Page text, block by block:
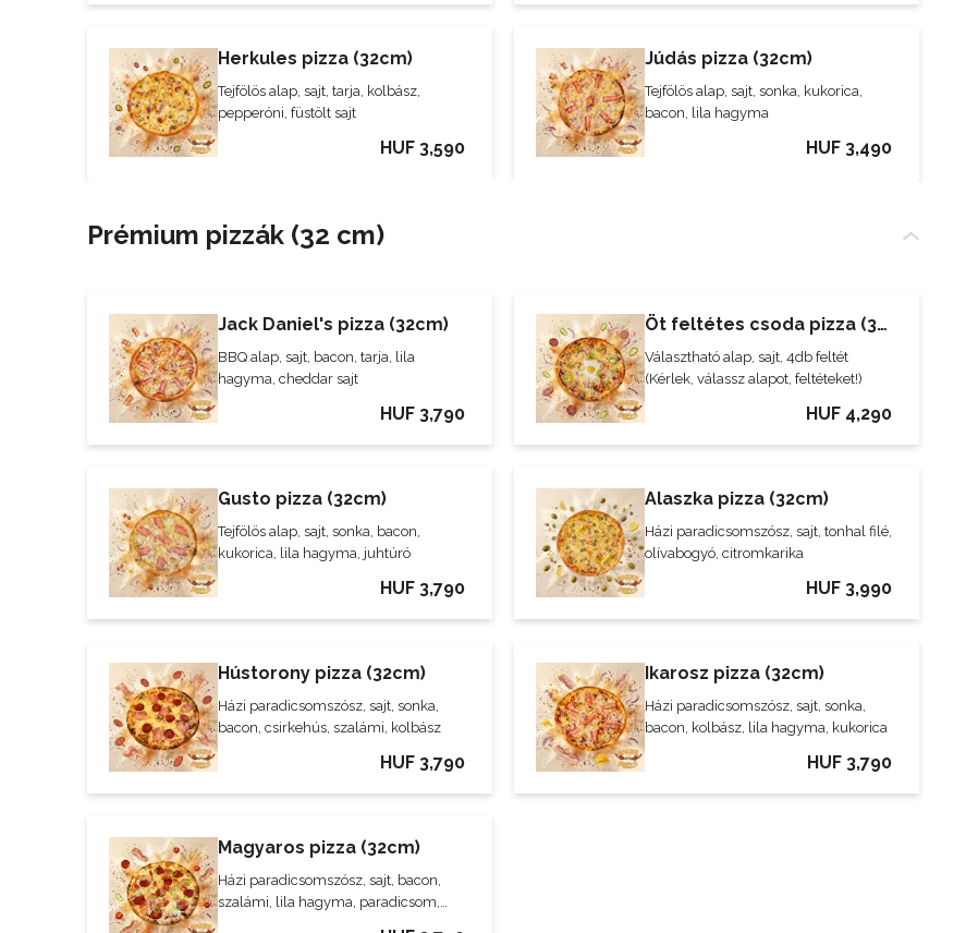
Herkules pizza (32cm)
Tejfölös alap, sajt, tarja, kolbász,
pepperóni, füstölt sajt
HUF 3,590
Júdás pizza (32cm)
Tejfölös alap, sajt, sonka, kukorica,
bacon, lila hagyma
HUF 3,490
Prémium pizzák (32 cm)
Jack Daniel's pizza (32cm)
BBQ alap, sajt, bacon, tarja, lila
hagyma, cheddar sajt
HUF 3,790
Öt feltétes csoda pizza (32cm)
Választható alap, sajt, 4db feltét
(Kérlek, válassz alapot, feltéteket!)
HUF 4,290
Gusto pizza (32cm)
Tejfölös alap, sajt, sonka, bacon,
kukorica, lila hagyma, juhtúró
HUF 3,790
Alaszka pizza (32cm)
Házi paradicsomszósz, sajt, tonhal filé,
olívabogyó, citromkarika
HUF 3,990
Hústorony pizza (32cm)
Házi paradicsomszósz, sajt, sonka,
bacon, csirkehús, szalámi, kolbász
HUF 3,790
Ikarosz pizza (32cm)
Házi paradicsomszósz, sajt, sonka,
bacon, kolbász, lila hagyma, kukorica
HUF 3,790
Magyaros pizza (32cm)
Házi paradicsomszósz, sajt, bacon,
szalámi, lila hagyma, paradicsom,